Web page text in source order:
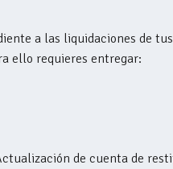
a las liquidaciones de
ello requieres entregar:
de cuenta de